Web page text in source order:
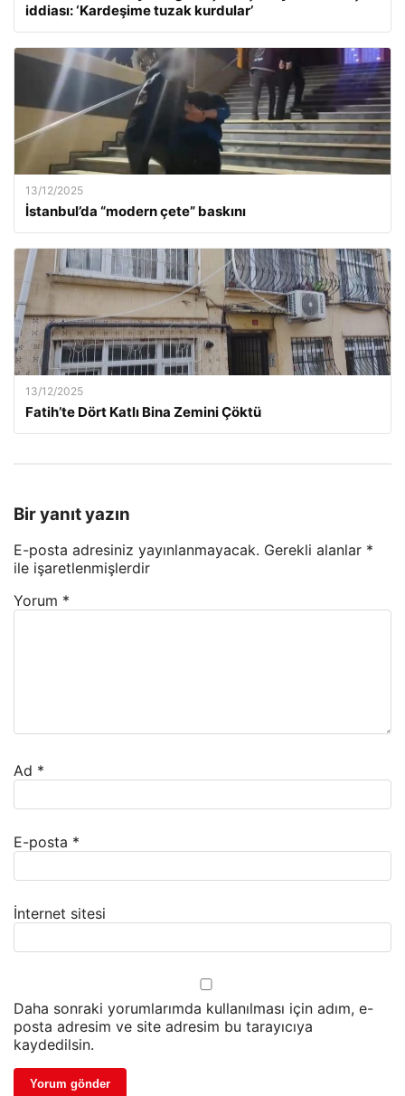
iddiası: ‘Kardeşime tuzak kurdular’
13/12/2025
İstanbul’da “modern çete” baskını
13/12/2025
Fatih’te Dört Katlı Bina Zemini Çöktü
Bir yanıt yazın
E-posta adresiniz yayınlanmayacak. Gerekli alanlar *
ile işaretlenmişlerdir
Yorum *
Ad *
E-posta *
İnternet sitesi
Daha sonraki yorumlarımda kullanılması için adım, e-
posta adresim ve site adresim bu tarayıcıya
kaydedilsin.